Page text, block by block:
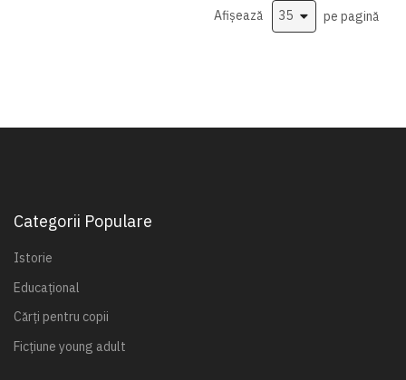
Afișează pe pagină
Categorii Populare
Istorie
Educațional
Cărți pentru copii
Ficțiune young adult